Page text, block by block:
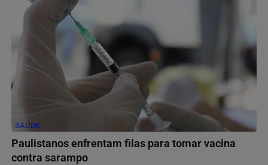
SAÚDE
Paulistanos enfrentam filas para tomar vacina
contra sarampo